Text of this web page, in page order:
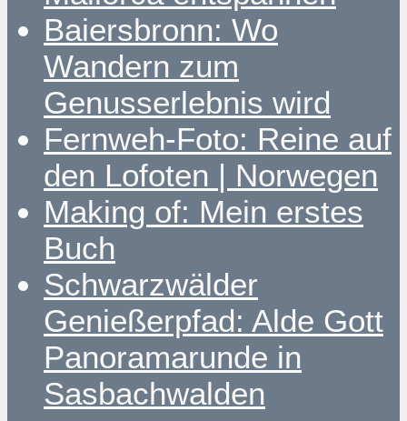
Baiersbronn: Wo
Wandern zum
Genusserlebnis wird
Fernweh-Foto: Reine auf
den Lofoten | Norwegen
Making of: Mein erstes
Buch
Schwarzwälder
Genießerpfad: Alde Gott
Panoramarunde in
Sasbachwalden